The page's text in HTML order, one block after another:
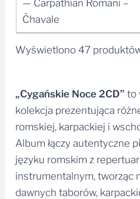
dźwiękowych
— Carpathian Romani –
Čhavale
Wyświetlono 47
„Cygańskie Noce 2CD” to
kolekcja prezentująca
romskiej, karpackiej i
Album łączy autentyczne
języku romskim z
instrumentalnym, tworząc
dawnych taborów,